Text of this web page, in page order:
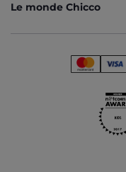
Le monde Chicco